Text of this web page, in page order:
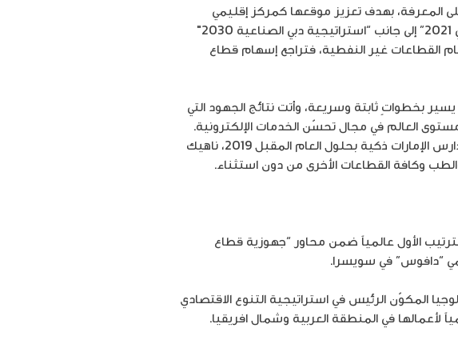
المعرفة، بهدف تعزيز موقعها كمركز إقليمي
وعالمي في مجال الأعمال والمال. واستشمرت إمارة دبي كل طاقتها من خلال “خطة دبي 2021” إلى جانب “استراتيجية دبي الصناعية 2030″
أمام القطاعات غير النفطية، فتراجع إسهام قطاع
بخطواتٍ ثابتة وسريعة، وأتت نتائج الجهود التي
مستوى العالم في مجال تحسّن الخدمات الإلكترونية.
ووفقاً للجدول الزمني لتنفيذ ” برنامج محمد بن راشد للتعلم الذكي” ستكون جميع مدارس الإمارات ذكية بحلول العام المقبل 2019، ناهيك
وكافة القطاعات الأخرى من دون استثناء.
الأول عالمياً ضمن محاور “جهوزية قطاع
“دافوس” في سويسرا.
السكان. وباتت التكنولوجيا المكوّن الرئيس في استراتيجية التنوع الاقتصادي
لأعمالها في المنطقة العربية وشمال افريقيا.